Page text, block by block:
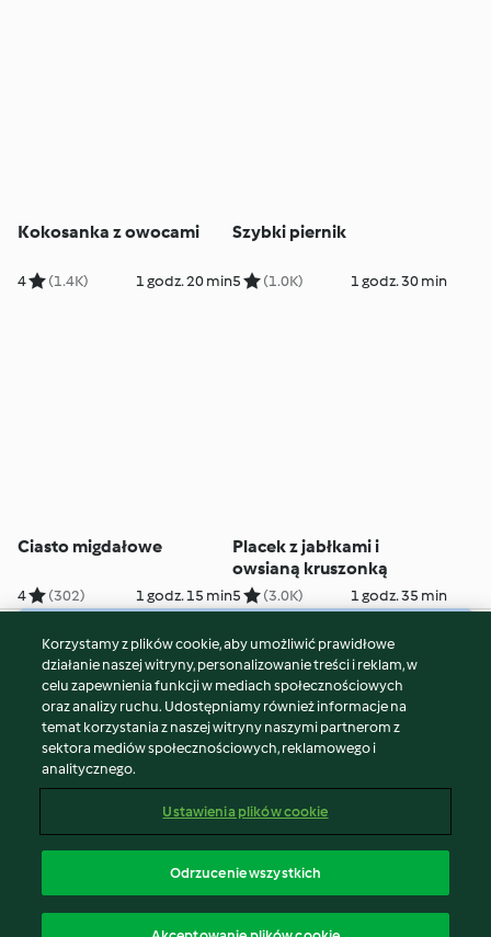
Kokosanka z owocami
4 (1.4K) 1 godz. 20 min
Szybki piernik
5 (1.0K) 1 godz. 30 min
Ciasto migdałowe
4 (302) 1 godz. 15 min
Placek z jabłkami i
owsianą kruszonką
5 (3.0K) 1 godz. 35 min
© Copyright 2026
Warunki korzystania
Polityka prywatności
Disclaimer
Znak wydawcy
Zgłoś treść
Oświadczenie o dostępności
Korzystamy z plików cookie, aby umożliwić prawidłowe
działanie naszej witryny, personalizowanie treści i reklam, w
celu zapewnienia funkcji w mediach społecznościowych
oraz analizy ruchu. Udostępniamy również informacje na
temat korzystania z naszej witryny naszymi partnerom z
sektora mediów społecznościowych, reklamowego i
analitycznego.
Ustawienia plików cookie
Odrzucenie wszystkich